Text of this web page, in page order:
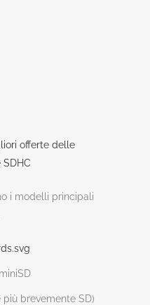
offerte delle
i modelli principali
brevemente SD)